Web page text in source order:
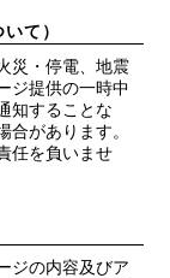
て）
災・停電、地震
ジ提供の一時中
知することな
合があります。
任を負いませ
ジの内容及びア